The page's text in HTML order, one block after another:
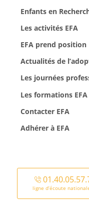
Enfants en
Les activités EFA
EFA prend position
Actualités de
Les journées
Les formations EFA
Contacter EFA
Adhérer à EFA
ligne d’écoute